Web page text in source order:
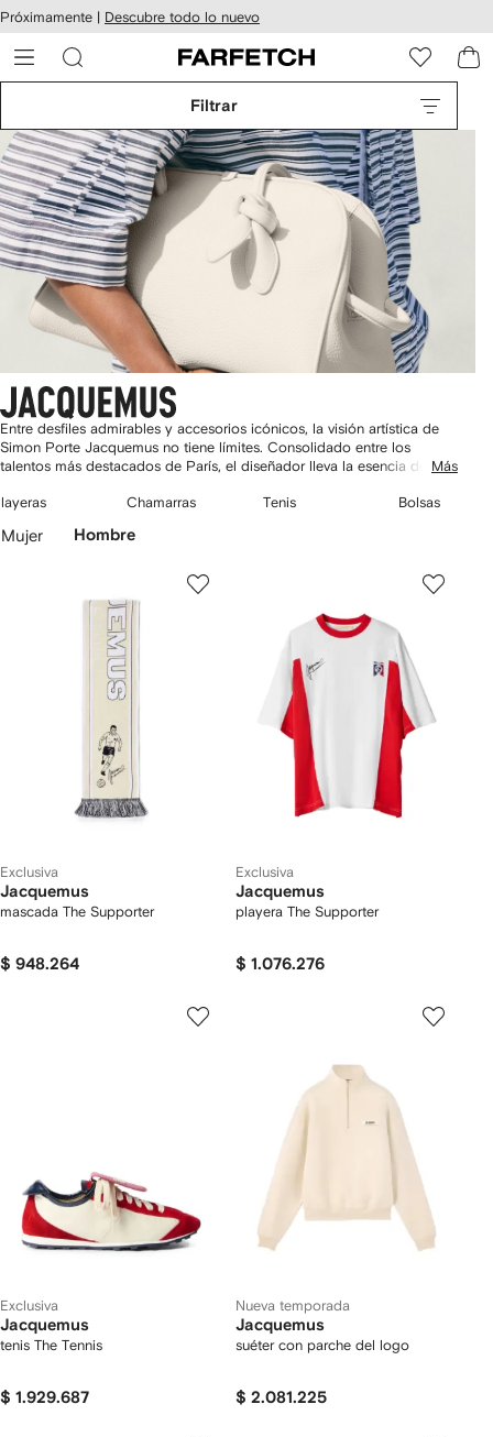
al
Próximamente | Descubre todo lo nuevo
Filtrar
Entre desfiles admirables y accesorios icónicos, la visión artística de
Simon Porte Jacquemus no tiene límites. Consolidado entre los
talentos más destacados de París, el diseñador lleva la esencia de la
Jacquemus
vienen en todos los colores y tamaños, desde las totes Le
propone
playerascon gráficos y
Más
productos
2
5
Chamarras
3
Tenis
4
Bolsas
Mujer Hombre
Exclusiva
Jacquemus
mascada The Supporter
$ 948.264
Exclusiva
Jacquemus
playera The Supporter
$ 1.076.276
Exclusiva
Jacquemus
tenis The Tennis
$ 1.929.687
Nueva temporada
Jacquemus
suéter con parche del logo
$ 2.081.225